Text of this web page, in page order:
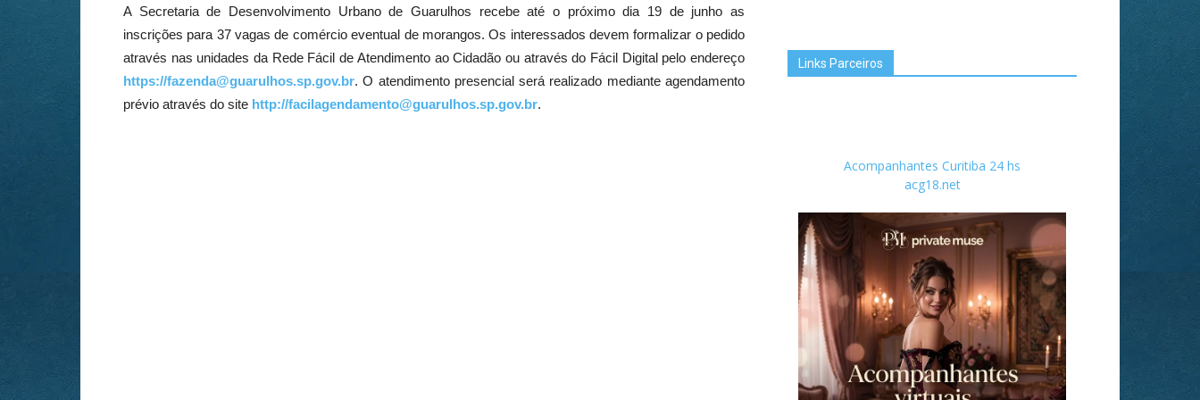
A Secretaria de Desenvolvimento Urbano de Guarulhos recebe até o próximo dia 19 de junho as
inscrições para 37 vagas de comércio eventual de morangos. Os interessados devem formalizar o pedido
através nas unidades da Rede Fácil de Atendimento ao Cidadão ou através do Fácil Digital pelo endereço
https://fazenda@guarulhos.sp.gov.br. O atendimento presencial será realizado mediante agendamento
prévio através do site http://facilagendamento@guarulhos.sp.gov.br.
Links Parceiros
Acompanhantes Curitiba 24 hs
acg18.net